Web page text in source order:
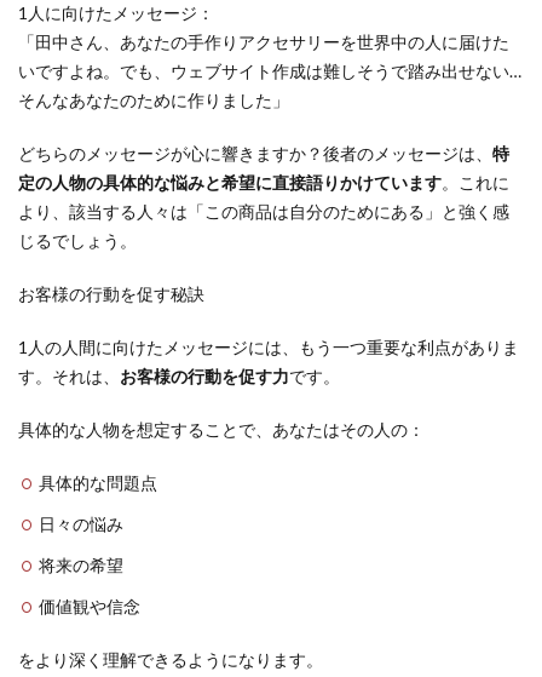
1人に向けたメッセージ：
「田中さん、あなたの手作りアクセサリーを世界中の人に届けた
いですよね。でも、ウェブサイト作成は難しそうで踏み出せない…
そんなあなたのために作りました」
どちらのメッセージが心に響きますか？後者のメッセージは、 特
定の人物の具体的な悩みと希望に直接語りかけています。これに
より、該当する人々は「この商品は自分のためにある」と強く感
じるでしょう。
お客様の行動を促す秘訣
1人の人間に向けたメッセージには、もう一つ重要な利点がありま
す。それは、 お客様の行動を促す力です。
具体的な人物を想定することで、あなたはその人の：
具体的な問題点
日々の悩み
将来の希望
価値観や信念
をより深く理解できるようになります。